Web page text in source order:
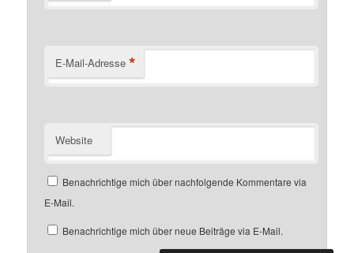
E-Mail-Adresse *
Website
Benachrichtige mich über nachfolgende Kommentare via
E-Mail.
Benachrichtige mich über neue Beiträge via E-Mail.